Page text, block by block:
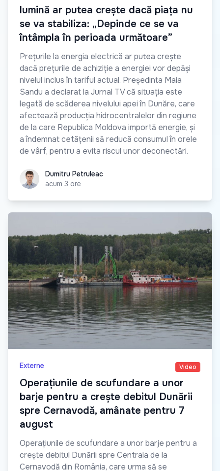
lumină ar putea crește dacă piața nu
se va stabiliza: „Depinde ce se va
întâmpla în perioada următoare”
Prețurile la energia electrică ar putea crește
dacă prețurile de achiziție a energiei vor depăși
nivelul inclus în tariful actual. Președinta Maia
Sandu a declarat la Jurnal TV că situația este
legată de scăderea nivelului apei în Dunăre, care
afectează producția hidrocentralelor din regiune
de la care Republica Moldova importă energie, și
a îndemnat cetățenii să reducă consumul în orele
de vârf, pentru a evita riscul unor deconectări.
Dumitru Petruleac
Dumitru Petruleac
acum 3 ore
Externe Video
Operațiunile de scufundare a unor
barje pentru a crește debitul Dunării
spre Cernavodă, amânate pentru 7
august
Operațiunile de scufundare a unor barje pentru a
crește debitul Dunării spre Centrala de la
Cernavodă din România, care urma să se